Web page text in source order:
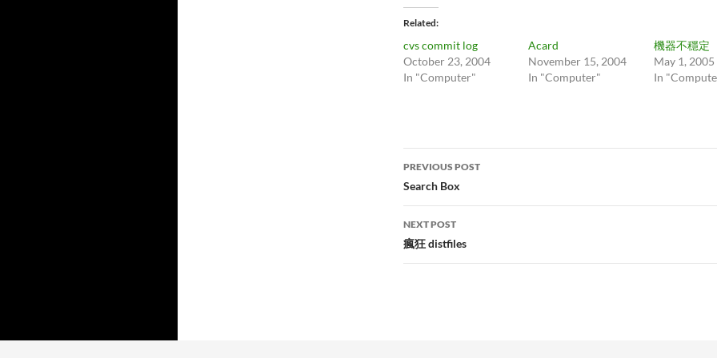
Related
cvs commit log
October 23, 2004
In "Computer"
Acard
November 15, 2004
In "Computer"
機器不穩定
May 1, 2005
In
Post
navigation
PREVIOUS POST
Search Box
NEXT POST
瘋狂 distfiles